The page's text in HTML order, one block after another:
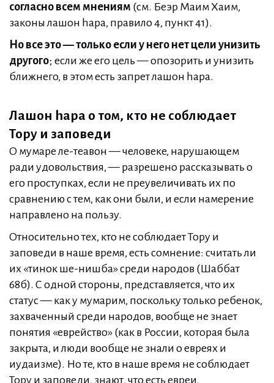
согласно всем мнениям (см. Беэр Маим Хаим,
законы лашон hара, правило 4, пункт 41).
Но все это — только если у него нет цели унизить
другого; если же его цель — опозорить и унизить
ближнего, в этом есть запрет лашон hара.
Лашон hара о том, кто не соблюдает
Тору и заповеди
О мумаре ле-теавон — человеке, нарушающем
ради удовольствия, — разрешено рассказывать о
его проступках, если не преувеличивать их по
сравнению с тем, как они были, и если намерение
направлено на пользу.
Относительно тех, кто не соблюдает Тору и
заповеди в наше время, есть сомнение: считать ли
их «тинок ше-нишба» среди народов (Шаббат
68б). С одной стороны, представляется, что их
статус — как у мумарим, поскольку только ребенок,
захваченный среди народов, вообще не знает
понятия «еврейство» (как в России, которая была
закрыта, и люди вообще не знали о евреях и
иудаизме). Но те, кто в наше время не соблюдает
Тору и заповеди, знают, что есть евреи,